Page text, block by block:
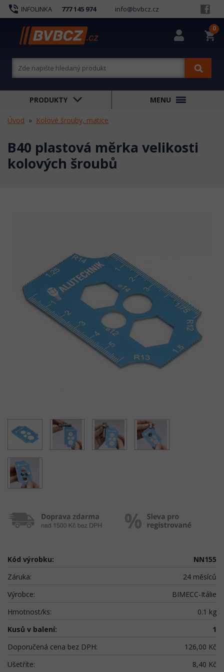
phone_in_talk INFOLINKA 777 145 974 info@bvbcz.cz
shopping_cart
0
PRODUKTY MENU
Úvod Kolové šrouby, matice
B40 plastová měrka velikosti
kolových šroubů
Kód výrobku:
NN155
Záruka:
24 měsíců
Výrobce:
BIMECC-Itálie
Hmotnost/ks:
0.1 kg
Kusů v balení:
1
Doporučená cena bez DPH:
126,00 Kč
Ušetříte:
8,40 Kč